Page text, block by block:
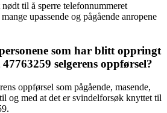
til å sperre telefonnummeret
upassende og pågående anropene
som har blitt oppringt
selgerens oppførsel?
oppførsel som pågående, masende,
og med at det er svindelforsøk knyttet til